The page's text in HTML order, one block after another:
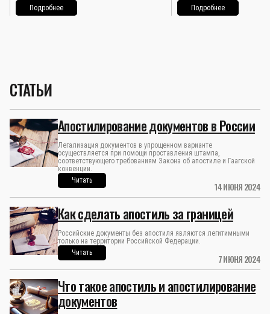
Подробнее Подробнее
СТАТЬИ
14 ИЮНЯ 2024
Апостилирование документов в России
Легализация документов в упрощенном варианте
осуществляется при помощи проставления штампа,
соответствующего требованиям Закона об апостиле и Гаагской
конвенции.
Читать
7 ИЮНЯ 2024
Как сделать апостиль за границей
Российские документы без апостиля являются легитимными
только на территории Российской Федерации.
Читать
Что такое апостиль и апостилирование
документов